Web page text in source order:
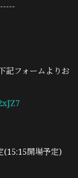
記フォームよりお
(15:15開場予定)